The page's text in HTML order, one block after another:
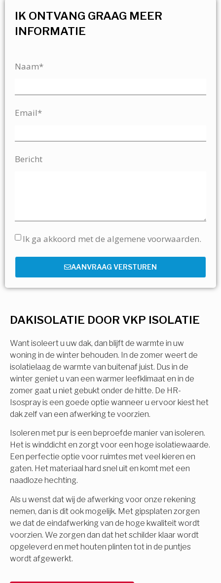
DAKISOLATIE DOOR VKP ISOLATIE
Want isoleert u uw dak, dan blijft de warmte in uw
woning in de winter behouden. In de zomer weert de
isolatielaag de warmte van buitenaf juist. Dus in de
winter geniet u van een warmer leefklimaat en in de
zomer gaat u niet gebukt onder de hitte. De HR-
Isospray is een goede optie wanneer u ervoor kiest het
dak zelf van een afwerking te voorzien.
Isoleren met pur is een beproefde manier van isoleren.
Het is winddicht en zorgt voor een hoge isolatiewaarde.
Een perfectie optie voor ruimtes met veel kieren en
gaten. Het materiaal hard snel uit en komt met een
naadloze hechting.
Als u wenst dat wij de afwerking voor onze rekening
nemen, dan is dit ook mogelijk. Met gipsplaten zorgen
we dat de eindafwerking van de hoge kwaliteit wordt
voorzien. We zorgen dan dat het schilder klaar wordt
opgeleverd en met houten plinten tot in de puntjes
wordt afgewerkt.
IK ONTVANG GRAAG MEER
INFORMATIE
Naam*
Email*
Bericht
Ik ga akkoord met de algemene voorwaarden.
AANVRAAG VERSTUREN